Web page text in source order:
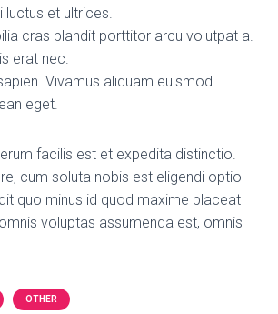
luctus et ultrices.
cras blandit porttitor arcu volutpat a.
erat nec.
Vivamus aliquam euismod
eget.
facilis est et expedita distinctio.
cum soluta nobis est eligendi optio
quo minus id quod maxime placeat
voluptas assumenda est, omnis
OTHER